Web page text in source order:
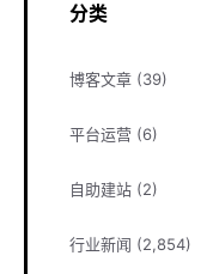
分类
博客文章 (39)
平台运营 (6)
自助建站 (2)
行业新闻 (2,854)